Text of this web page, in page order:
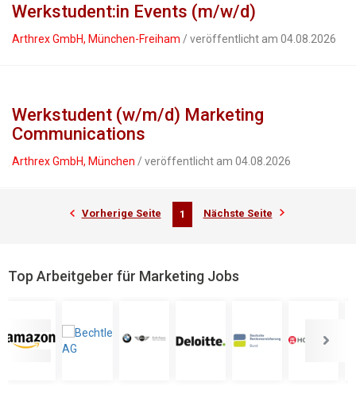
Werkstudent:in Events (m/w/d)
Arthrex GmbH, München-Freiham / veröffentlicht am 04.08.2026
Werkstudent (w/m/d) Marketing
Communications
Arthrex GmbH, München / veröffentlicht am 04.08.2026
Vorherige Seite 1 Nächste Seite
Top Arbeitgeber für Marketing Jobs